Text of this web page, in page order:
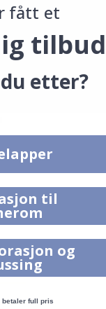
fått et
tilbud
etter?
til
og
betaler full pris